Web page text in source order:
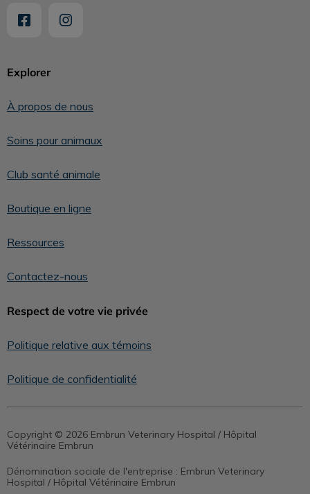
Explorer
À propos de nous
Soins pour animaux
Club santé animale
Boutique en ligne
Ressources
Contactez-nous
Respect de votre vie privée
Politique relative aux témoins
Politique de confidentialité
Copyright © 2026 Embrun Veterinary Hospital / Hôpital
Vétérinaire Embrun
Dénomination sociale de l'entreprise : Embrun Veterinary
Hospital / Hôpital Vétérinaire Embrun